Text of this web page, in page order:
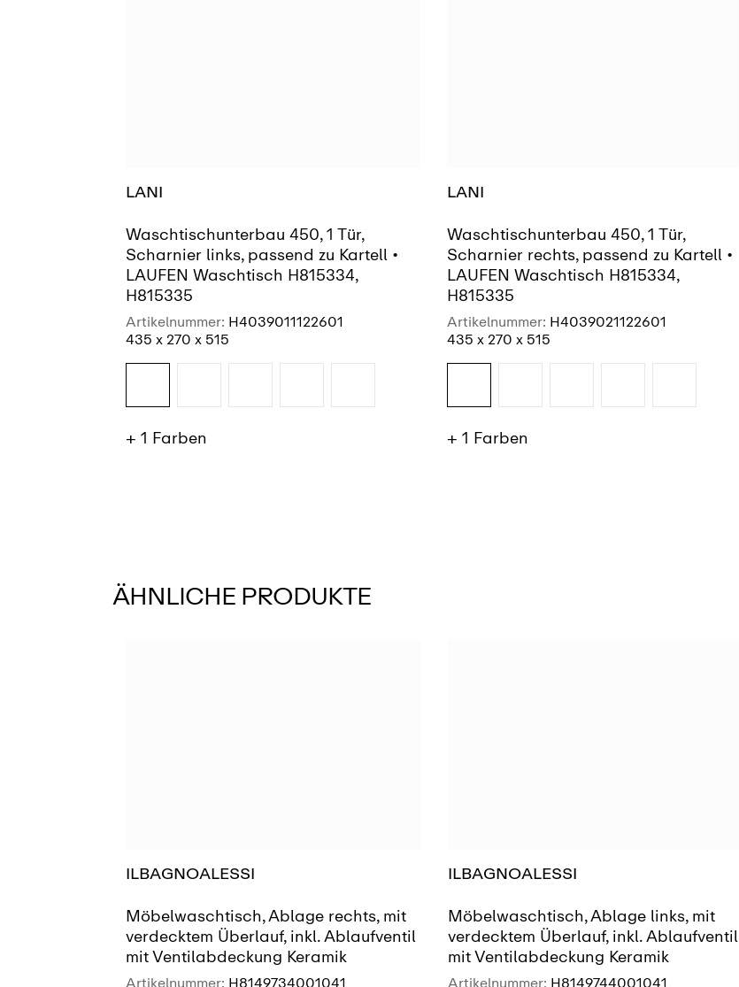
LANI
Waschtischunterbau 450, 1 Tür,
Scharnier links, passend zu Kartell •
LAUFEN Waschtisch H815334,
H815335
Artikelnummer: H4039011122601
435 x 270 x 515
+ 1 Farben
LANI
Waschtischunterbau 450, 1 Tür,
Scharnier rechts, passend zu Kartell •
LAUFEN Waschtisch H815334,
H815335
Artikelnummer: H4039021122601
435 x 270 x 515
+ 1 Farben
ÄHNLICHE PRODUKTE
ILBAGNOALESSI
Möbelwaschtisch, Ablage rechts, mit
verdecktem Überlauf, inkl. Ablaufventil
mit Ventilabdeckung Keramik
Artikelnummer: H8149734001041
ILBAGNOALESSI
Möbelwaschtisch, Ablage links, mit
verdecktem Überlauf, inkl. Ablaufventil
mit Ventilabdeckung Keramik
Artikelnummer: H8149744001041